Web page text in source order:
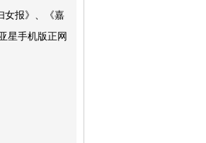
女报》、《嘉
星手机版正网